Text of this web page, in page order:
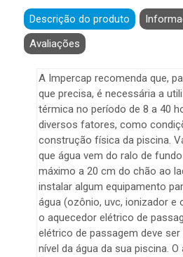
Descrição do produto
Avaliações
A Impercap recomenda que,
que precisa, é necessária a
térmica no período de 8 a 40
diversos fatores, como
construção física da piscina.
que água vem do ralo de
máximo a 20 cm do chão ao
instalar algum equipamento
água (ozônio, uvc, ionizador e
o aquecedor elétrico de
elétrico de passagem deve
nível da água da sua piscina.